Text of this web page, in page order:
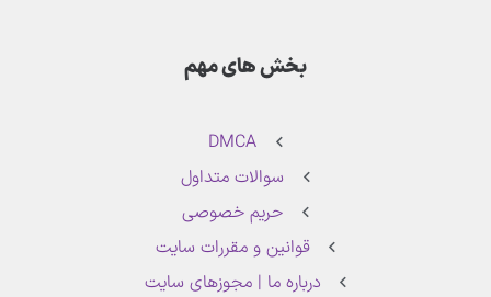
بخش های مهم
DMCA
سوالات متداول
حریم خصوصی
قوانین و مقررات سایت
درباره ما | مجوزهای سایت